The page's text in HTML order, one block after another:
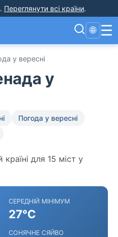
. Переглянути всі країни.
🌐 ☰
у вересні
у
Погода у вересні
для 15 міст у
СЕРЕДНІЙ МІНІМУМ
27°C
СОНЯЧНЕ СЯЙВО